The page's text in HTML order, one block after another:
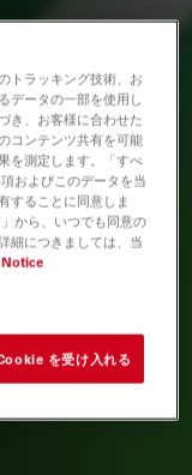
トラッキング技術、お
データの一部を使用し
き、お客様に合わせた
コンテンツ共有を可能
を測定します。「すべ
およびこのデータを当
することに同意しま
から、いつでも同意の
細につきましては、当
を受け入れる